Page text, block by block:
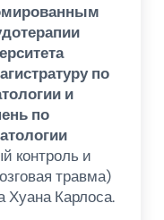
по
и
по
контроль и
травма)
Хуана Карлоса.